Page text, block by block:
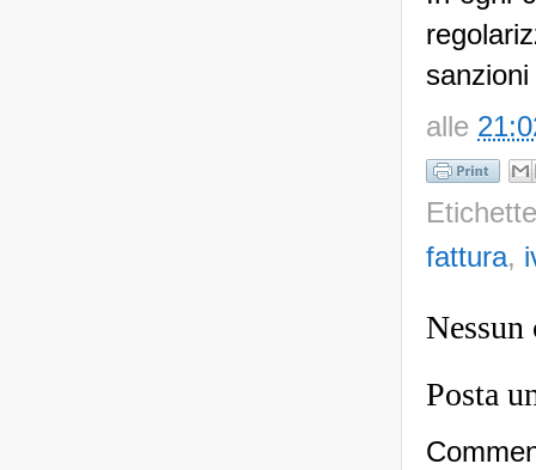
alle
fattura,
Nessun
Posta